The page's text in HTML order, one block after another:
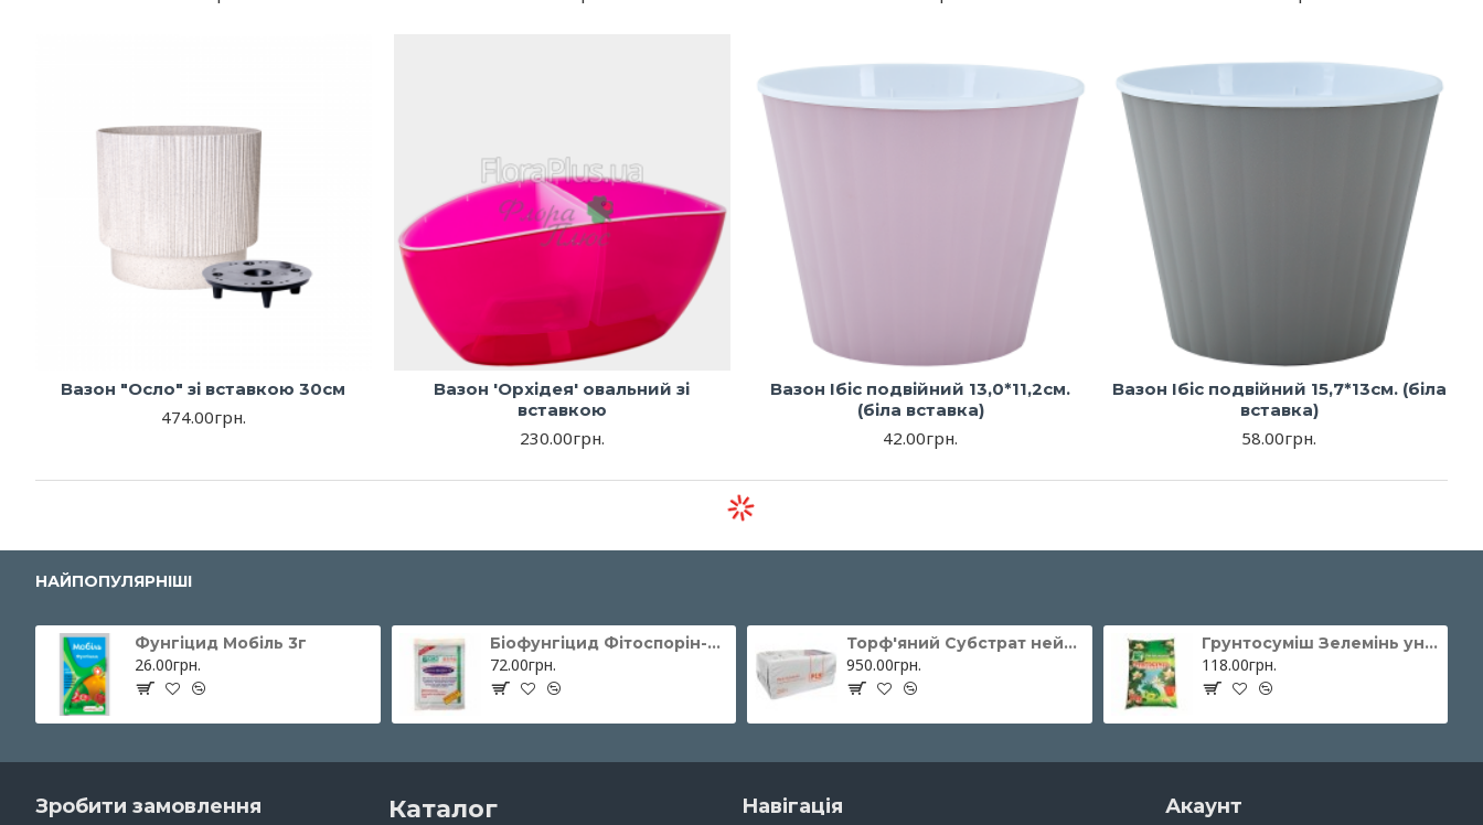
Вазон "Осло" зі вставкою 30см
474.00грн.
Вазон 'Орхідея' овальний зі
вставкою
230.00грн.
Вазон Ібіс подвійний 13,0*11,2см.
(біла вставка)
42.00грн.
Вазон Ібіс подвійний 15,7*13см. (біла
вставка)
58.00грн.
НАЙПОПУЛЯРНІШІ
Фунгіцид Мобіль 3г
26.00грн.
Біофунгіцид Фітоспорін-М паста 200 г ОЖЗ Кузнєцова
72.00грн.
Торф'яний Субстрат нейтральний 250л, Peatfield (Пітфілд)
950.00грн.
Грунтосуміш Зелемінь універсальна 50л
118.00грн.
Зробити замовлення
Каталог Навігація Акаунт